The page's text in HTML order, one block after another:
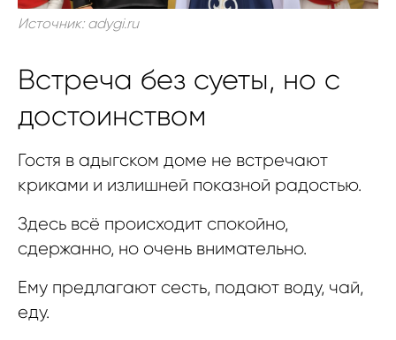
Источник: adygi.ru
Встреча без суеты, но с
достоинством
Гостя в адыгском доме не встречают
криками и излишней показной радостью.
Здесь всё происходит спокойно,
сдержанно, но очень внимательно.
Ему предлагают сесть, подают воду, чай,
еду.